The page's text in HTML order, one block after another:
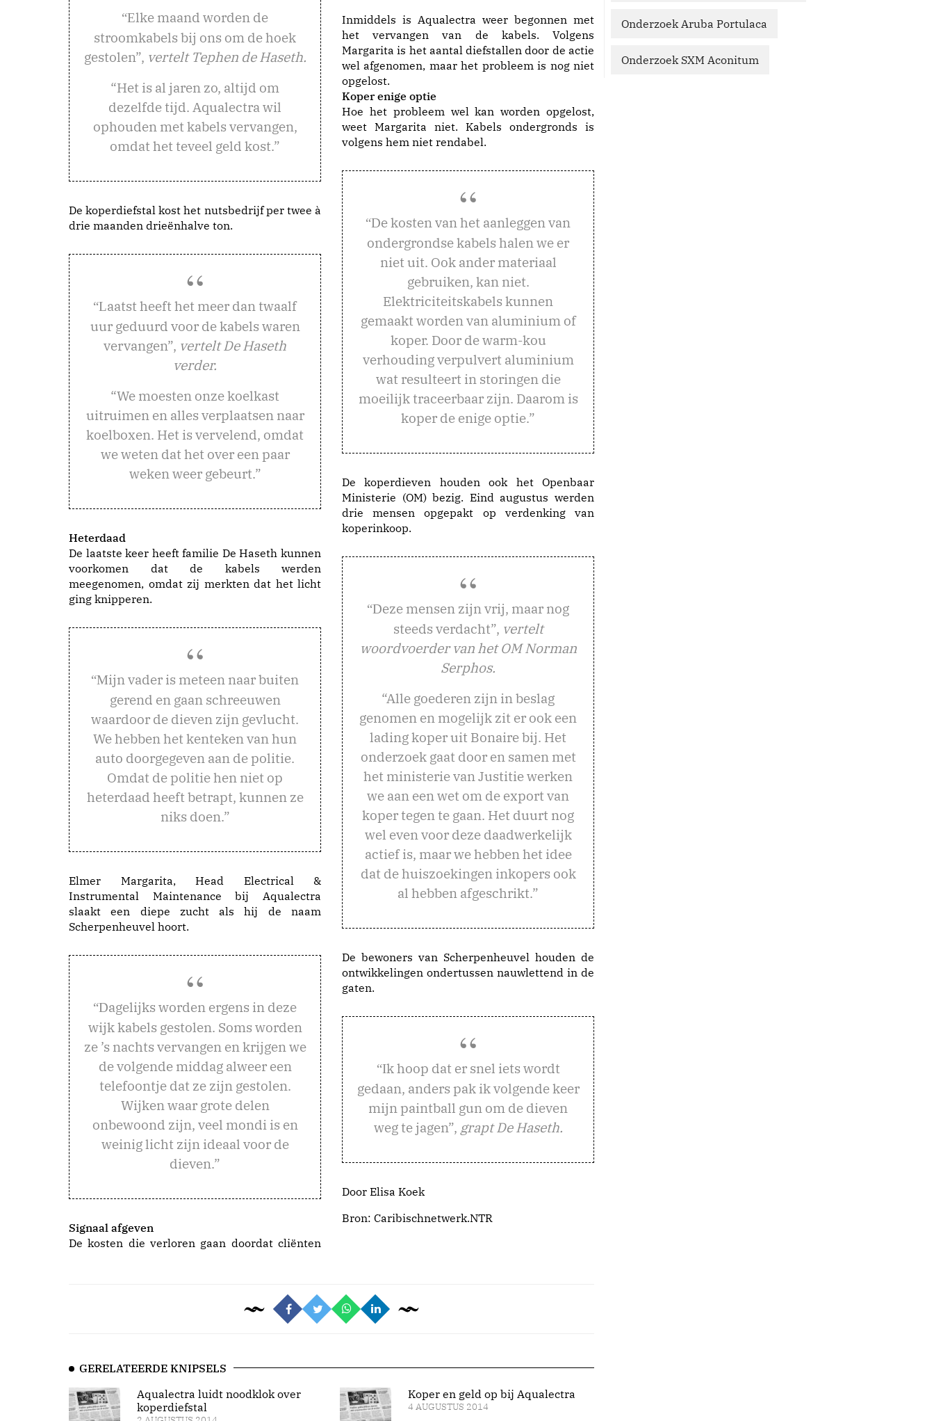
“Elke maand worden de
stroomkabels bij ons om de hoek
gestolen”, vertelt Tephen de Haseth.
“Het is al jaren zo, altijd om
dezelfde tijd. Aqualectra wil
ophouden met kabels vervangen,
omdat het teveel geld kost.”
De koperdiefstal kost het nutsbedrijf per twee à
drie maanden drieënhalve ton.
“Laatst heeft het meer dan twaalf
uur geduurd voor de kabels waren
vervangen”, vertelt De Haseth
verder.
“We moesten onze koelkast
uitruimen en alles verplaatsen naar
koelboxen. Het is vervelend, omdat
we weten dat het over een paar
weken weer gebeurt.”
Heterdaad
De laatste keer heeft familie De Haseth kunnen
voorkomen dat de kabels werden
meegenomen, omdat zij merkten dat het licht
ging knipperen.
“Mijn vader is meteen naar buiten
gerend en gaan schreeuwen
waardoor de dieven zijn gevlucht.
We hebben het kenteken van hun
auto doorgegeven aan de politie.
Omdat de politie hen niet op
heterdaad heeft betrapt, kunnen ze
niks doen.”
Elmer Margarita, Head Electrical &
Instrumental Maintenance bij Aqualectra
slaakt een diepe zucht als hij de naam
Scherpenheuvel hoort.
“Dagelijks worden ergens in deze
wijk kabels gestolen. Soms worden
ze ’s nachts vervangen en krijgen we
de volgende middag alweer een
telefoontje dat ze zijn gestolen.
Wijken waar grote delen
onbewoond zijn, veel mondi is en
weinig licht zijn ideaal voor de
dieven.”
Signaal afgeven
De kosten die verloren gaan doordat cliënten
Inmiddels is Aqualectra weer begonnen met
het vervangen van de kabels. Volgens
Margarita is het aantal diefstallen door de actie
wel afgenomen, maar het probleem is nog niet
opgelost.
Koper enige optie
Hoe het probleem wel kan worden opgelost,
weet Margarita niet. Kabels ondergronds is
volgens hem niet rendabel.
“De kosten van het aanleggen van
ondergrondse kabels halen we er
niet uit. Ook ander materiaal
gebruiken, kan niet.
Elektriciteitskabels kunnen
gemaakt worden van aluminium of
koper. Door de warm-kou
verhouding verpulvert aluminium
wat resulteert in storingen die
moeilijk traceerbaar zijn. Daarom is
koper de enige optie.”
De koperdieven houden ook het Openbaar
Ministerie (OM) bezig. Eind augustus werden
drie mensen opgepakt op verdenking van
koperinkoop.
“Deze mensen zijn vrij, maar nog
steeds verdacht”, vertelt
woordvoerder van het OM Norman
Serphos.
“Alle goederen zijn in beslag
genomen en mogelijk zit er ook een
lading koper uit Bonaire bij. Het
onderzoek gaat door en samen met
het ministerie van Justitie werken
we aan een wet om de export van
koper tegen te gaan. Het duurt nog
wel even voor deze daadwerkelijk
actief is, maar we hebben het idee
dat de huiszoekingen inkopers ook
al hebben afgeschrikt.”
De bewoners van Scherpenheuvel houden de
ontwikkelingen ondertussen nauwlettend in de
gaten.
“Ik hoop dat er snel iets wordt
gedaan, anders pak ik volgende keer
mijn paintball gun om de dieven
weg te jagen”, grapt De Haseth.
Door Elisa Koek
Bron: Caribischnetwerk.NTR
GERELATEERDE KNIPSELS
Aqualectra luidt noodklok over
koperdiefstal
Koper en geld op bij Aqualectra
4 AUGUSTUS 2014
Onderzoek Aruba Portulaca
Onderzoek SXM Aconitum